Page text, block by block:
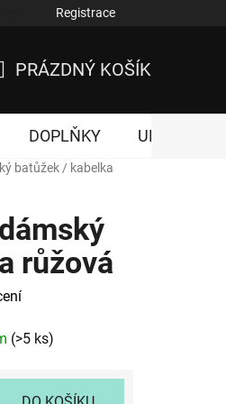
Registrace
PRÁZDNÝ KOŠÍK
DOPLŇKY UNISEX
batůžek / kabelka
růžová
(>5 ks)